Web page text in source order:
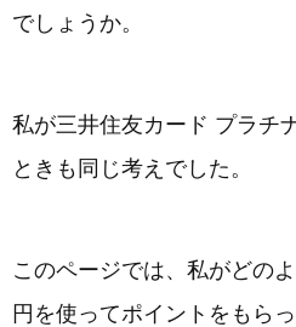
でしょうか。
私が三井住友カード プラチ
ときも同じ考えでした。
このページでは、私がどの
円を使ってポイントをもら